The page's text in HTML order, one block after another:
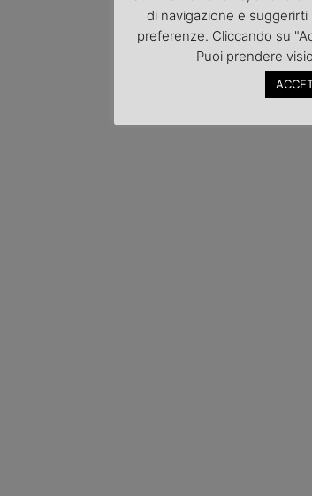
di navigazione e
preferenze. Cliccando su
Puoi prendere